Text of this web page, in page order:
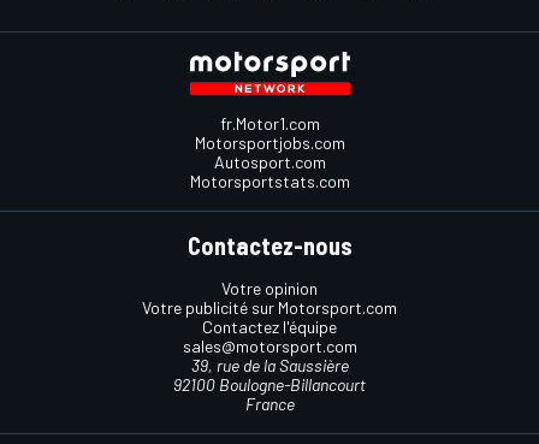
fr.Motor1.com
Motorsportjobs.com
Autosport.com
Motorsportstats.com
Contactez-nous
Votre opinion
Votre publicité sur Motorsport.com
Contactez l'équipe
sales@motorsport.com
39, rue de la Saussière
92100 Boulogne-Billancourt
France